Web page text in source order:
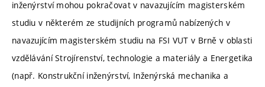
inženýrství mohou pokračovat v navazujícím magisterském
studiu v některém ze studijních programů nabízených v
navazujícím magisterském studiu na FSI VUT v Brně v oblasti
vzdělávání Strojírenství, technologie a materiály a Energetika
(např. Konstrukční inženýrství, Inženýrská mechanika a